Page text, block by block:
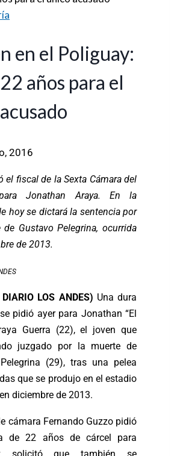
en el Poliguay:
años para el
2016
el fiscal de la Sexta Cámara del
Jonathan Araya. En la
hoy se dictará la sentencia por
de Gustavo Pelegrina, ocurrida
de 2013.
LOS ANDES) Una dura
pidió ayer para Jonathan “El
Guerra (22), el joven que
juzgado por la muerte de
(29), tras una pelea
que se produjo en el estadio
diciembre de 2013.
cámara Fernando Guzzo pidió
de 22 años de cárcel para